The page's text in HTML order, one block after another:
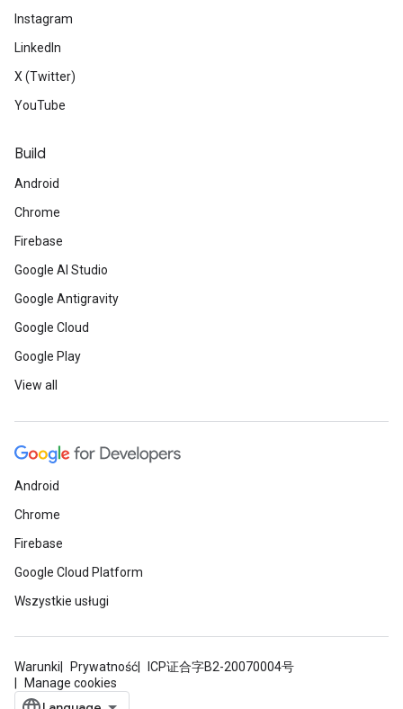
Instagram
LinkedIn
X (Twitter)
YouTube
Build
Android
Chrome
Firebase
Google AI Studio
Google Antigravity
Google Cloud
Google Play
View all
Android
Chrome
Firebase
Google Cloud Platform
Wszystkie usługi
Warunki Prywatność
ICP证合字B2-20070004号
Manage cookies